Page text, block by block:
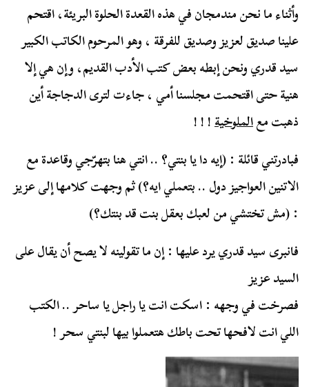
وأثناء ما نحن مندمجان في هذه القعدة الحلوة البريئة، اقتحم
علينا صديق لعزيز وصديق للفرقة ، وهو المرحوم الكاتب الكبير
سيد قدري ونحن إبطه بعض كتب الأدب القديم، وإن هي إلا
هنية حتى اقتحمت مجلسنا أمي ، جاءت لترى الدجاجة أين
ذهبت معالملوخية! ! !
فبادرتني قائلة : (إيه دا يا بنتي؟ .. انتي هنا بتهرّجي وقاعدة مع
الاتنين العواجيز دول .. بتعملي ايه؟) ثم وجهت كلامها إلى عزيز
: (مش تختشي من لعبك بعقل بنت قد بنتك؟)
فانبرى سيد قدري يرد عليها : إن ما تقولينه لا يصح أن يقال على
السيد عزيز
فصرخت في وجهه : اسكت انت يا راجل يا ساحر .. الكتب
اللي انت لافحها تحت باطك هتعملوا بيها لبنتي سحر !